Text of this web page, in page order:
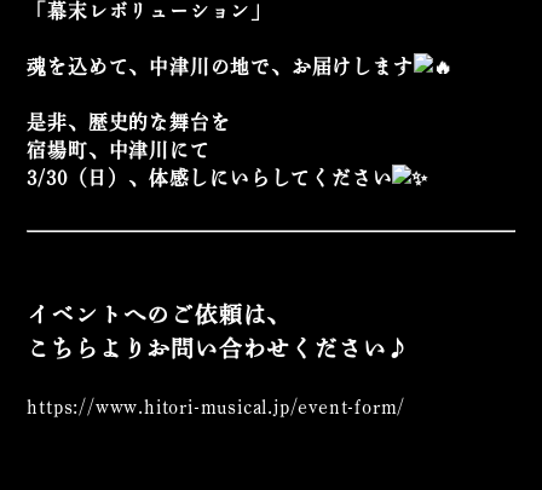
「幕末レボリューション」
魂を込めて、中津川の地で、お届けします
是非、歴史的な舞台を
宿場町、中津川にて
3/30（日）、体感しにいらしてください
イベントへのご依頼は、
こちらよりお問い合わせください♪
https://www.hitori-musical.jp/event-form/